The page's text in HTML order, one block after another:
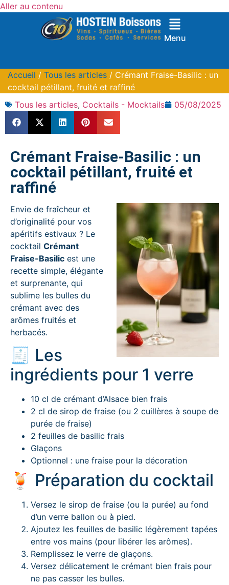
Aller au contenu
Menu
Accueil / Tous les articles / Crémant Fraise-Basilic : un
cocktail pétillant, fruité et raffiné
Tous les articles, Cocktails - Mocktails 05/08/2025
Crémant Fraise-Basilic : un
cocktail pétillant, fruité et
raffiné
Envie de fraîcheur et
d’originalité pour vos
apéritifs estivaux ? Le
cocktail Crémant
Fraise-Basilic est une
recette simple, élégante
et surprenante, qui
sublime les bulles du
crémant avec des
arômes fruités et
herbacés.
🧾 Les
ingrédients pour 1 verre
10 cl de crémant d’Alsace bien frais
2 cl de sirop de fraise (ou 2 cuillères à soupe de
purée de fraise)
2 feuilles de basilic frais
Glaçons
Optionnel : une fraise pour la décoration
🍹 Préparation du cocktail
Versez le sirop de fraise (ou la purée) au fond
d’un verre ballon ou à pied.
Ajoutez les feuilles de basilic légèrement tapées
entre vos mains (pour libérer les arômes).
Remplissez le verre de glaçons.
Versez délicatement le crémant bien frais pour
ne pas casser les bulles.